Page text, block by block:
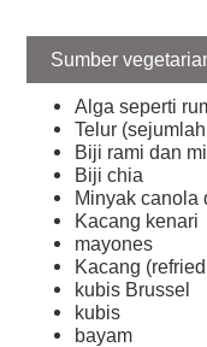
Sumber
Alga seperti
Telur
Biji rami dan
Biji chia
Minyak canola
Kacang kenari
mayones
Kacang
kubis Brussel
kubis
bayam